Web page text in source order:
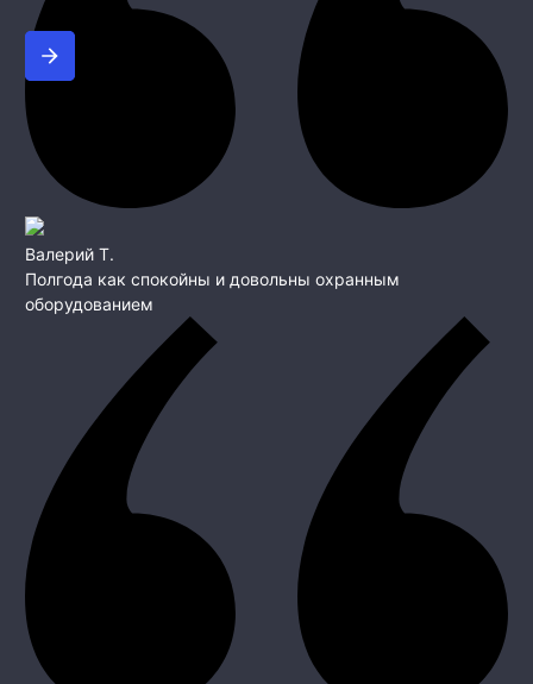
Валерий Т.
Полгода как спокойны и довольны охранным
оборудованием